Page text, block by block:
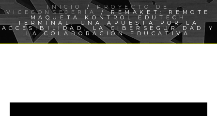
INICIO /PROYECTO DE
VICECONSEJERÍA / REMAKET: REMOTE
MAQUETA KONTROL EDUTECH
TERMINAL: UNA APUESTA POR LA
ACCESIBILIDAD, LA CIBERSEGURIDAD Y
LA COLABORACIÓN EDUCATIVA